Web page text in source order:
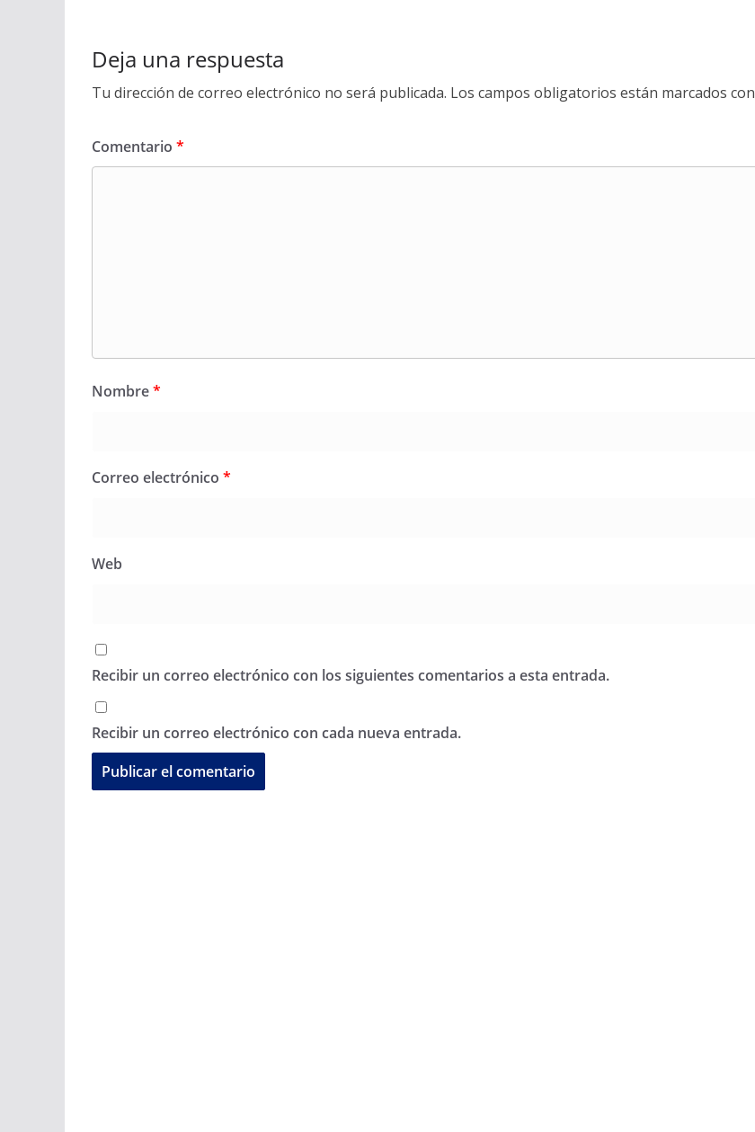
Deja una respuesta
Tu dirección de correo electrónico no será publicada. Los campos obligatorios están marcados con
Comentario *
Nombre*
Correo electrónico *
Web
Recibir un correo electrónico con los siguientes comentarios a esta entrada.
Recibir un correo electrónico con cada nueva entrada.